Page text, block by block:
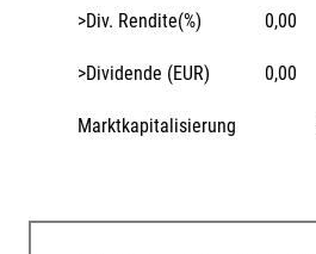
Marktkapitalisierung
>Div. Rendite(%) 0,00
>Dividende (EUR) 0,00